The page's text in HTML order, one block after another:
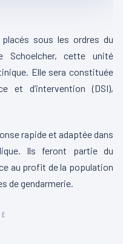
sous les ordres du
Schoelcher, cette unité
Elle sera constituée
et d’intervention (DSI),
rapide et adaptée dans
Ils feront partie du
au profit de la population
de gendarmerie.